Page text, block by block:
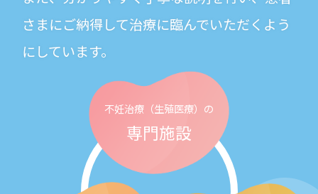
さまにご納得して治療に臨んでいただくよう
にしています。
不妊治療（生殖医療）の
専門施設